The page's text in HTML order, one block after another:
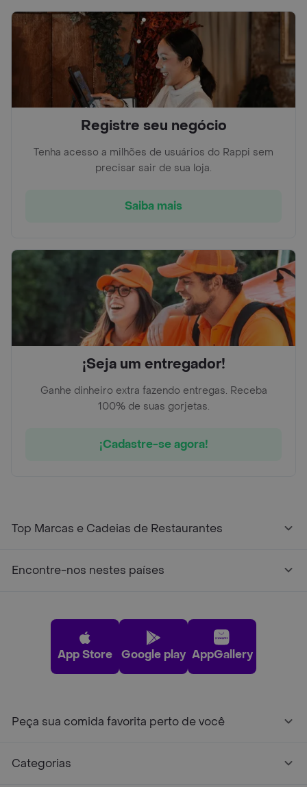
Registre seu negócio
Tenha acesso a milhões de usuários do Rappi sem
precisar sair de sua loja.
Saiba mais
¡Seja um entregador!
Ganhe dinheiro extra fazendo entregas. Receba
100% de suas gorjetas.
¡Cadastre-se agora!
Top Marcas e Cadeias de Restaurantes
Encontre-nos nestes países
App Store Google play AppGallery
Peça sua comida favorita perto de você
Categorias